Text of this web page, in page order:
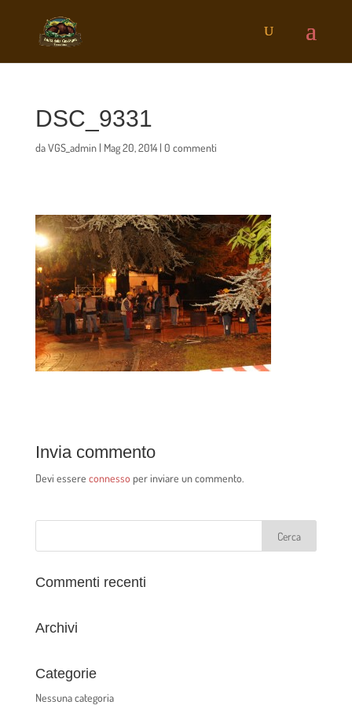
DSC_9331
daVGS_admin| Mag 20, 2014| 0 commenti
Invia commento
Devi essere connesso per inviare un commento.
Commenti recenti
Archivi
Categorie
Nessuna categoria